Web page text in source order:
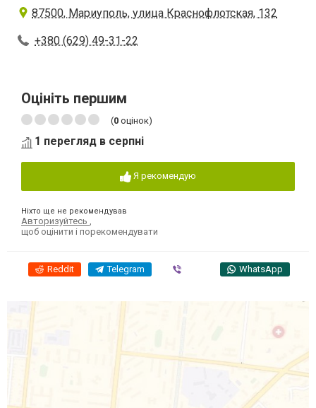
87500, Мариуполь, улица Краснофлотская, 132
+380 (629) 49-31-22
Оцініть першим
(0 оцінок)
1 перегляд в серпні
Я рекомендую
Ніхто ще не рекомендував
Авторизуйтесь
щоб оцінити і порекомендувати
Reddit Telegram WhatsApp